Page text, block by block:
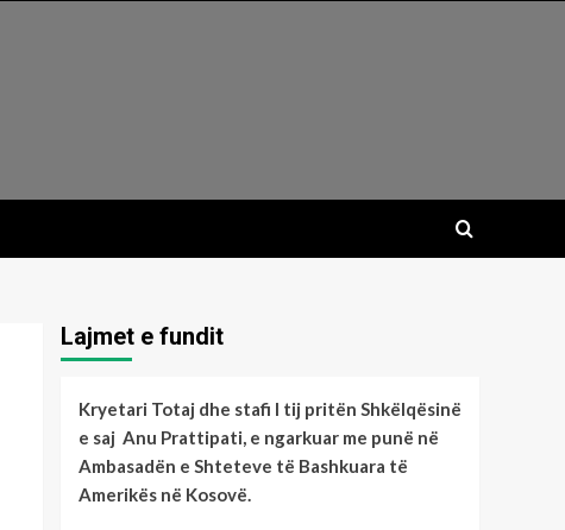
Lajmet e fundit
Kryetari Totaj dhe stafi I tij pritën Shkëlqësinë
e saj Anu Prattipati, e ngarkuar me punë në
Ambasadën e Shteteve të Bashkuara të
Amerikës në Kosovë.